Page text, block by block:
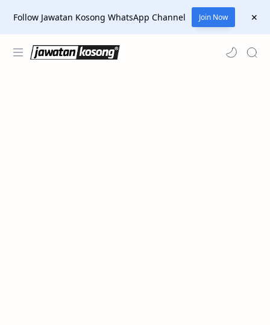
Follow Jawatan Kosong WhatsApp Channel Join Now